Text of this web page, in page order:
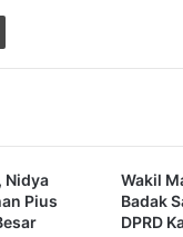
Nidya
Pius
Wakil
Badak
DPRD